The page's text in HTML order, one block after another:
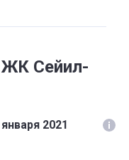
ЖК Сейил-
2021